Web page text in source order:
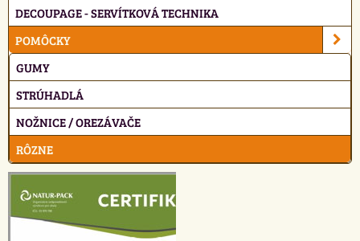
DECOUPAGE - SERVÍTKOVÁ TECHNIKA
POMÔCKY
GUMY
STRÚHADLÁ
NOŽNICE / OREZÁVAČE
RÔZNE